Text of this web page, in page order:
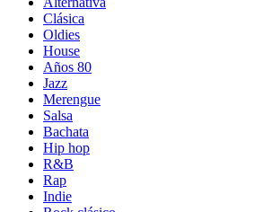
Clásica
Oldies
House
Años 80
Jazz
Merengue
Salsa
Bachata
Hip hop
R&B
Rap
Indie